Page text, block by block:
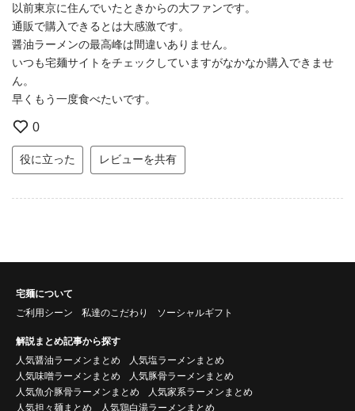
以前東京に住んでいたときからの大ファンです。
通販で購入できるとは大感激です。
醤油ラーメンの最高峰は間違いありません。
いつも宅麺サイトをチェックしていますがなかなか購入できませ
ん。
早くもう一度食べたいです。
0
役に立った レビューを共有
宅麺について
ご利用シーン
私達のこだわり ソーシャルギフト
解説まとめ記事から探す
人気醤油ラーメンまとめ
人気塩ラーメンまとめ
人気味噌ラーメンまとめ
人気豚骨ラーメンまとめ
人気魚介豚骨ラーメンまとめ
人気家系ラーメンまとめ
人気担々麺まとめ
人気鶏白湯ラーメンまとめ